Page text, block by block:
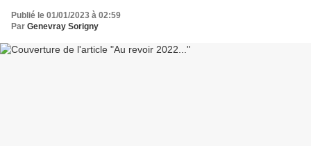
Publié le 01/01/2023 à 02:59
Par Genevray Sorigny